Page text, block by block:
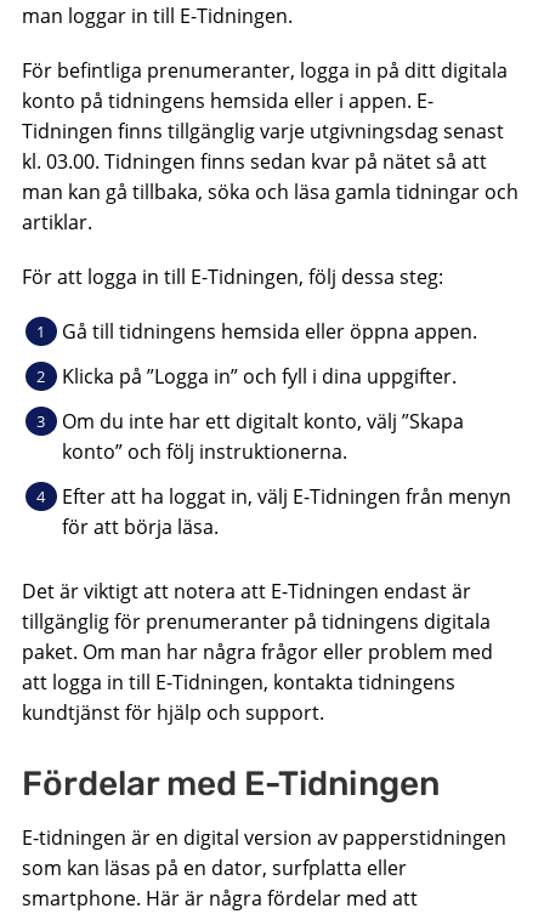
man loggar in till E-Tidningen.
För befintliga prenumeranter, logga in på ditt digitala
konto på tidningens hemsida eller i appen. E-
Tidningen finns tillgänglig varje utgivningsdag senast
kl. 03.00. Tidningen finns sedan kvar på nätet så att
man kan gå tillbaka, söka och läsa gamla tidningar och
artiklar.
För att logga in till E-Tidningen, följ dessa steg:
Gå till tidningens hemsida eller öppna appen.
Klicka på ”Logga in” och fyll i dina uppgifter.
Om du inte har ett digitalt konto, välj ”Skapa
konto” och följ instruktionerna.
Efter att ha loggat in, välj E-Tidningen från menyn
för att börja läsa.
Det är viktigt att notera att E-Tidningen endast är
tillgänglig för prenumeranter på tidningens digitala
paket. Om man har några frågor eller problem med
att logga in till E-Tidningen, kontakta tidningens
kundtjänst för hjälp och support.
Fördelar med E-Tidningen
E-tidningen är en digital version av papperstidningen
som kan läsas på en dator, surfplatta eller
smartphone. Här är några fördelar med att